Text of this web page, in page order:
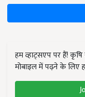
हम व्हाट्सएप पर हैं!
मोबाइल में पढ़ने के लिए